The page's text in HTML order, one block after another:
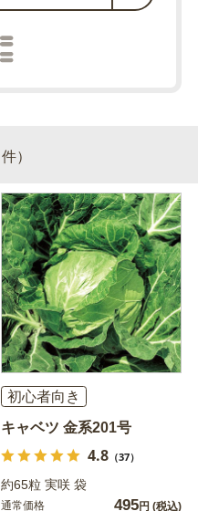
件）
初心者向き
キャベツ 金系201号
4.8（37）
約65粒 実咲 袋
通常価格 495円 (税込)